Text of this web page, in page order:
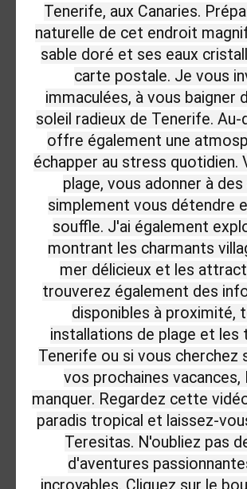
Tenerife, aux Canaries.
naturelle de cet endroit
sable doré et ses eaux
carte postale. Je vous
immaculées, à vous
soleil radieux de Tenerife.
offre également une
échapper au stress quotidien.
plage, vous adonner à
simplement vous détendre
souffle. J'ai également
montrant les charmants
mer délicieux et les
trouverez également des
disponibles à proximité,
installations de plage et les
Tenerife ou si vous
vos prochaines
manquer. Regardez cette
paradis tropical et laissez-
Teresitas. N'oubliez pas
d'aventures